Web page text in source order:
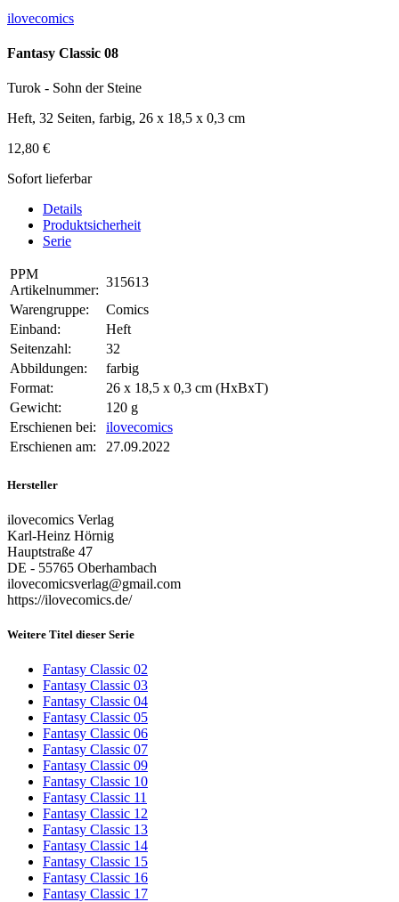
ilovecomics
Fantasy Classic 08
Turok - Sohn der Steine
Heft, 32 Seiten, farbig, 26 x 18,5 x 0,3 cm
12,80 €
Sofort lieferbar
Details
Produktsicherheit
Serie
PPM
Artikelnummer:
315613
Warengruppe:
Comics
Einband:
Heft
Seitenzahl:
32
Abbildungen:
farbig
Format:
26 x 18,5 x 0,3 cm (HxBxT)
Gewicht:
120 g
Erschienen bei:
ilovecomics
Erschienen am:
27.09.2022
Hersteller
ilovecomics Verlag
Karl-Heinz Hörnig
Hauptstraße 47
DE - 55765 Oberhambach
ilovecomicsverlag@gmail.com
https://ilovecomics.de/
Weitere Titel dieser Serie
Fantasy Classic 02
Fantasy Classic 03
Fantasy Classic 04
Fantasy Classic 05
Fantasy Classic 06
Fantasy Classic 07
Fantasy Classic 09
Fantasy Classic 10
Fantasy Classic 11
Fantasy Classic 12
Fantasy Classic 13
Fantasy Classic 14
Fantasy Classic 15
Fantasy Classic 16
Fantasy Classic 17